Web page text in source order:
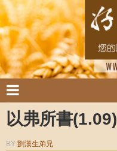
以弗所書(1.09)
BY 劉漢生弟兄